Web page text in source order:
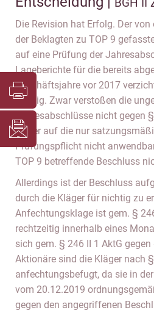
Die Revision hat Erfolg. Der
der Beklagten zu TOP 9
auf eine Prüfung der
Lageberichte für die bereits
Geschäftsjahre vor 2017
nichtig. Zwar verstoßen die
Jahresabschlüsse nicht gegen
dieser auf die nur
Prüfungspflicht nicht
TOP 9 betreffende Beschluss
Allerdings ist der Beschluss
durch die Kläger für nichtig zu
Anfechtungsklage ist gem. §
rechtzeitig innerhalb eines
sich gem. § 246 II 1 AktG
Aktionäre sind die Kläger nach
anfechtungsbefugt, da sie in
vom 20.12.2019
gegen den angegriffenen